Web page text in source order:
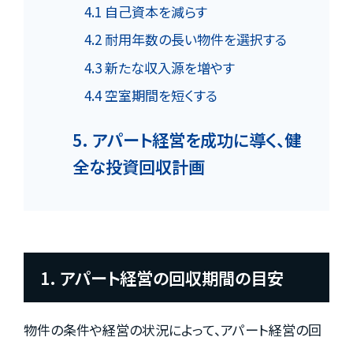
4.1 自己資本を減らす
4.2 耐用年数の長い物件を選択する
4.3 新たな収入源を増やす
4.4 空室期間を短くする
5. アパート経営を成功に導く、健
全な投資回収計画
1. アパート経営の回収期間の目安
物件の条件や経営の状況によって、アパート経営の回